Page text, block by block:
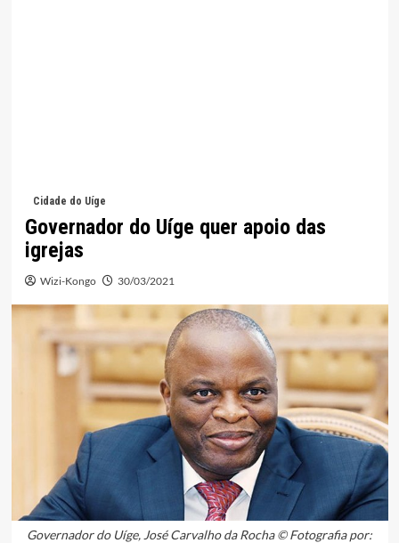
Cidade do Uíge
Governador do Uíge quer apoio das
igrejas
Wizi-Kongo 30/03/2021
Governador do Uíge, José Carvalho da Rocha © Fotografia por: